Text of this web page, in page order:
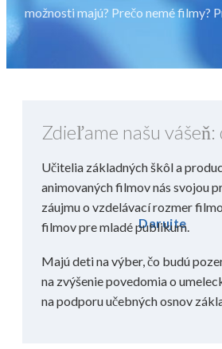
Darujte
možnosti majú? Prečo nemé filmy?
Zdieľame našu vášeň:
Učitelia základných škôl a
animovaných filmov nás svojou
záujmu o vzdelávací rozmer
filmov pre mladé publikum.
Majú deti na výber, čo budú
na zvýšenie povedomia o
na podporu učebných osnov